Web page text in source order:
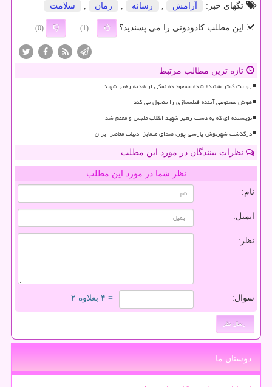
تگهای خبر:
آرامش رسانه رمان سلامت
این مطلب کادودونی را می پسندید؟ (1)
(0)
تازه ترین مطالب مرتبط
روایت کمتر شنیده شده مسعود ده نمکی از هدیه رهبر شهید
هوش مصنوعی آینده فیلمسازی را متحول می کند
نویسنده ای که به دست رهبر شهید انقلاب ملبس و معمم شد
درگذشت شهرنوش پارسی پور، صدای متمایز ادبیات معاصر ایران
نظرات بینندگان در مورد این مطلب
نظر شما در مورد این مطلب
نام:
ایمیل:
نظر:
سوال: = ۴ بعلاوه ۲
دوستان ما